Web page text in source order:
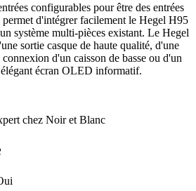
configurables pour être des entrées
d'intégrer facilement le Hegel H95
système multi-pièces existant. Le Hegel
sortie casque de haute qualité, d'une
d'un caisson de basse ou d'un
écran OLED informatif.
chez Noir et Blanc